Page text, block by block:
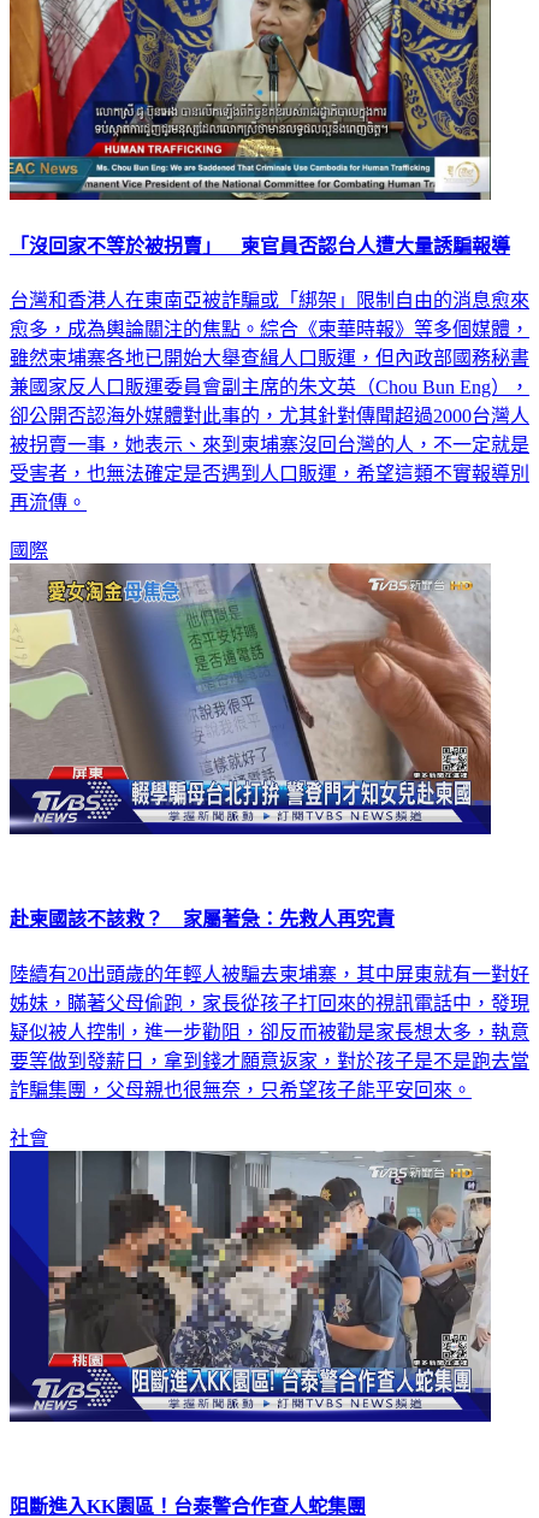
「沒回家不等於被拐賣」 柬官員否認台人遭大量誘騙報導
台灣和香港人在東南亞被詐騙或「綁架」限制自由的消息愈來
愈多，成為輿論關注的焦點。綜合《柬華時報》等多個媒體，
雖然柬埔寨各地已開始大舉查緝人口販運，但內政部國務秘書
兼國家反人口販運委員會副主席的朱文英（Chou Bun Eng），
卻公開否認海外媒體對此事的，尤其針對傳聞超過2000台灣人
被拐賣一事，她表示、來到柬埔寨沒回台灣的人，不一定就是
受害者，也無法確定是否遇到人口販運，希望這類不實報導別
再流傳。
國際
赴柬國該不該救？ 家屬著急：先救人再究責
陸續有20出頭歲的年輕人被騙去柬埔寨，其中屏東就有一對好
姊妹，瞞著父母偷跑，家長從孩子打回來的視訊電話中，發現
疑似被人控制，進一步勸阻，卻反而被勸是家長想太多，執意
要等做到發薪日，拿到錢才願意返家，對於孩子是不是跑去當
詐騙集團，父母親也很無奈，只希望孩子能平安回來。
社會
阻斷進入KK園區！台泰警合作查人蛇集團